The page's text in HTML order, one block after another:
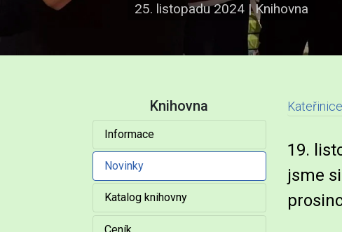
25. listopadu 2024 |Knihovna
Knihovna
Informace
Novinky
Katalog knihovny
Ceník
Kateřinice
19.
jsme